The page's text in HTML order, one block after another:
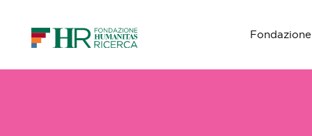
Navigazione principale
Fondazione